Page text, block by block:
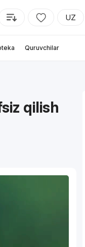
UZ
Quruvchilar
qilish